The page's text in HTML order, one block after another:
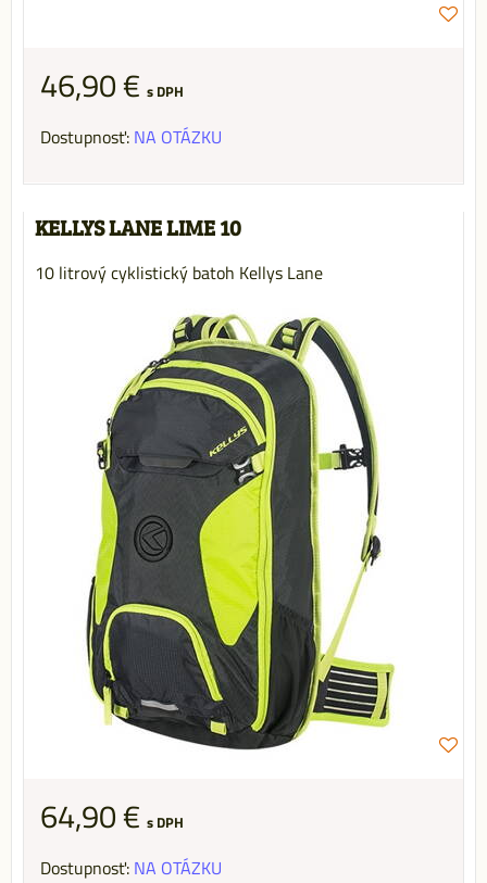
46,90 € s DPH
Dostupnosť: NA OTÁZKU
KELLYS LANE LIME 10
10 litrový cyklistický batoh Kellys Lane
64,90 € s DPH
Dostupnosť: NA OTÁZKU